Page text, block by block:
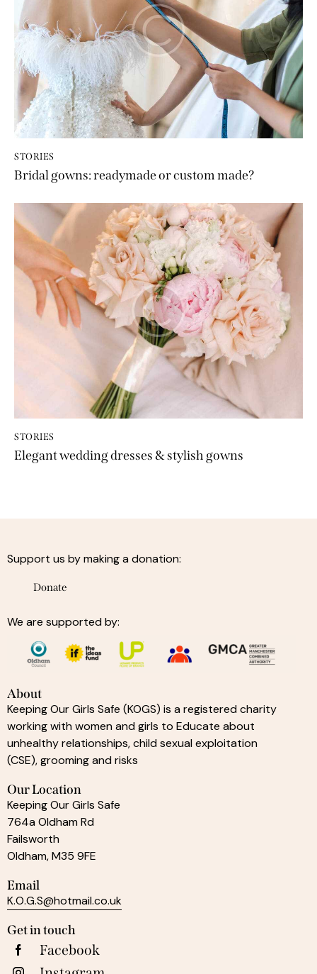
STORIES
Bridal gowns: readymade or custom made?
STORIES
Elegant wedding dresses & stylish gowns
Support us by making a donation:
Donate
We are supported by:
About
Keeping Our Girls Safe (KOGS) is a registered charity
working with women and girls to Educate about
unhealthy relationships, child sexual exploitation
(CSE), grooming and risks
Our Location
Keeping Our Girls Safe
764a Oldham Rd
Failsworth
Oldham, M35 9FE
Email
K.O.G.S@hotmail.co.uk
Get in touch
Facebook